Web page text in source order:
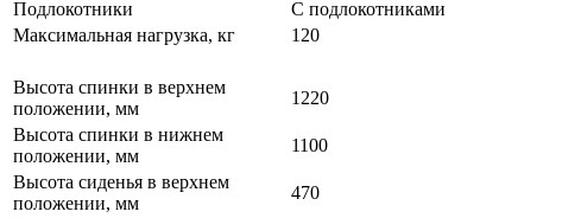
Подлокотники
С подлокотниками
Максимальная нагрузка, кг
120
Высота спинки в верхнем
положении, мм
1220
Высота спинки в нижнем
положении, мм
1100
Высота сиденья в верхнем
положении, мм
470